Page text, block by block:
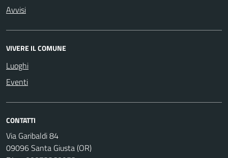
Avvisi
VIVERE IL COMUNE
Luoghi
Eventi
CONTATTI
Via Garibaldi 84
09096 Santa Giusta (OR)